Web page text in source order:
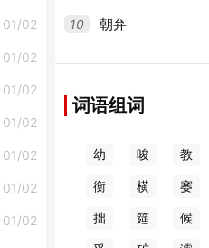
01/02
01/02
01/02
01/02
01/02
01/02
01/02
10 朝弁
词语组词
幼 唆 教
衡 横 窭
拙 筵 候